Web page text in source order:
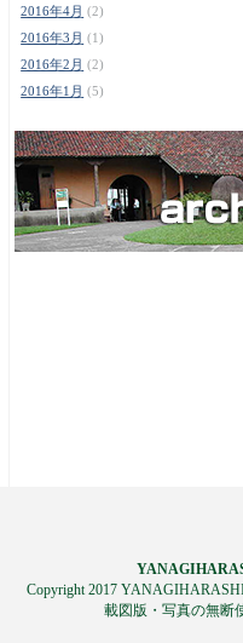
2016年4月 (2)
2016年3月 (1)
2016年2月 (2)
2016年1月 (5)
Copyright 2017
載図版・写真の無断